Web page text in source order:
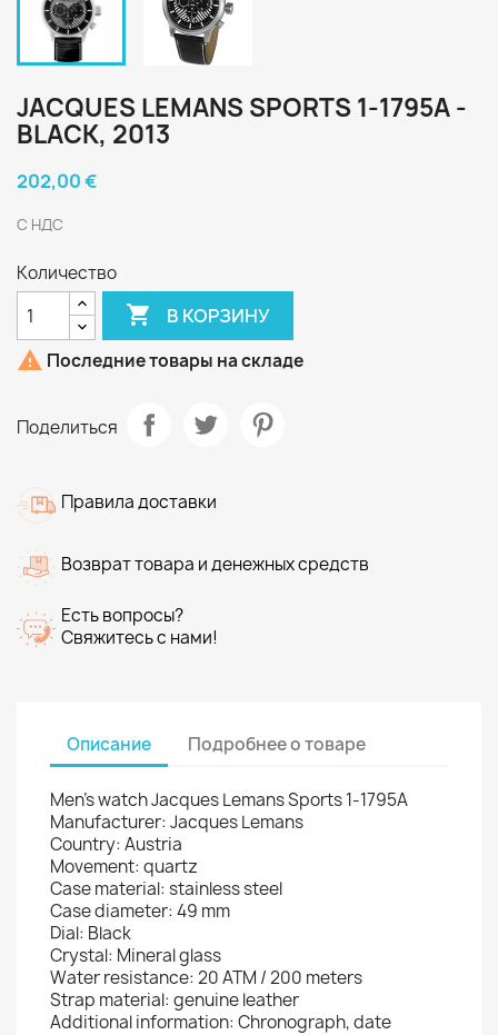
JACQUES LEMANS SPORTS 1-1795A -
BLACK, 2013
202,00 €
С НДС
Количество
 В КОРЗИНУ
 Последние товары на складе
Поделиться
Правила доставки
Возврат товара и денежных средств
Есть вопросы?
Свяжитесь с нами!
Описание Подробнее о товаре
Men's watch Jacques Lemans Sports 1-1795A
Manufacturer: Jacques Lemans
Country: Austria
Movement: quartz
Case material: stainless steel
Case diameter: 49 mm
Dial: Black
Crystal: Mineral glass
Water resistance: 20 ATM / 200 meters
Strap material: genuine leather
Additional information: Chronograph, date